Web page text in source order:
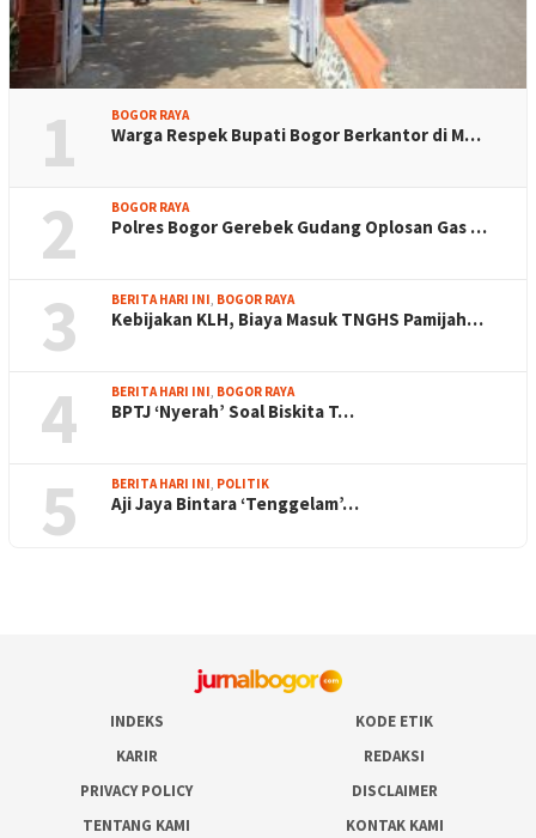
1 BOGOR RAYA
Warga Respek Bupati Bogor Berkantor di M…
2 BOGOR RAYA
Polres Bogor Gerebek Gudang Oplosan Gas …
3 BERITA HARI INI, BOGOR RAYA
Kebijakan KLH, Biaya Masuk TNGHS Pamijah…
4 BERITA HARI INI, BOGOR RAYA
BPTJ ‘Nyerah’ Soal Biskita T…
5 BERITA HARI INI, POLITIK
Aji Jaya Bintara ‘Tenggelam’…
INDEKS
KODE ETIK
KARIR
REDAKSI
PRIVACY POLICY
DISCLAIMER
TENTANG KAMI
KONTAK KAMI